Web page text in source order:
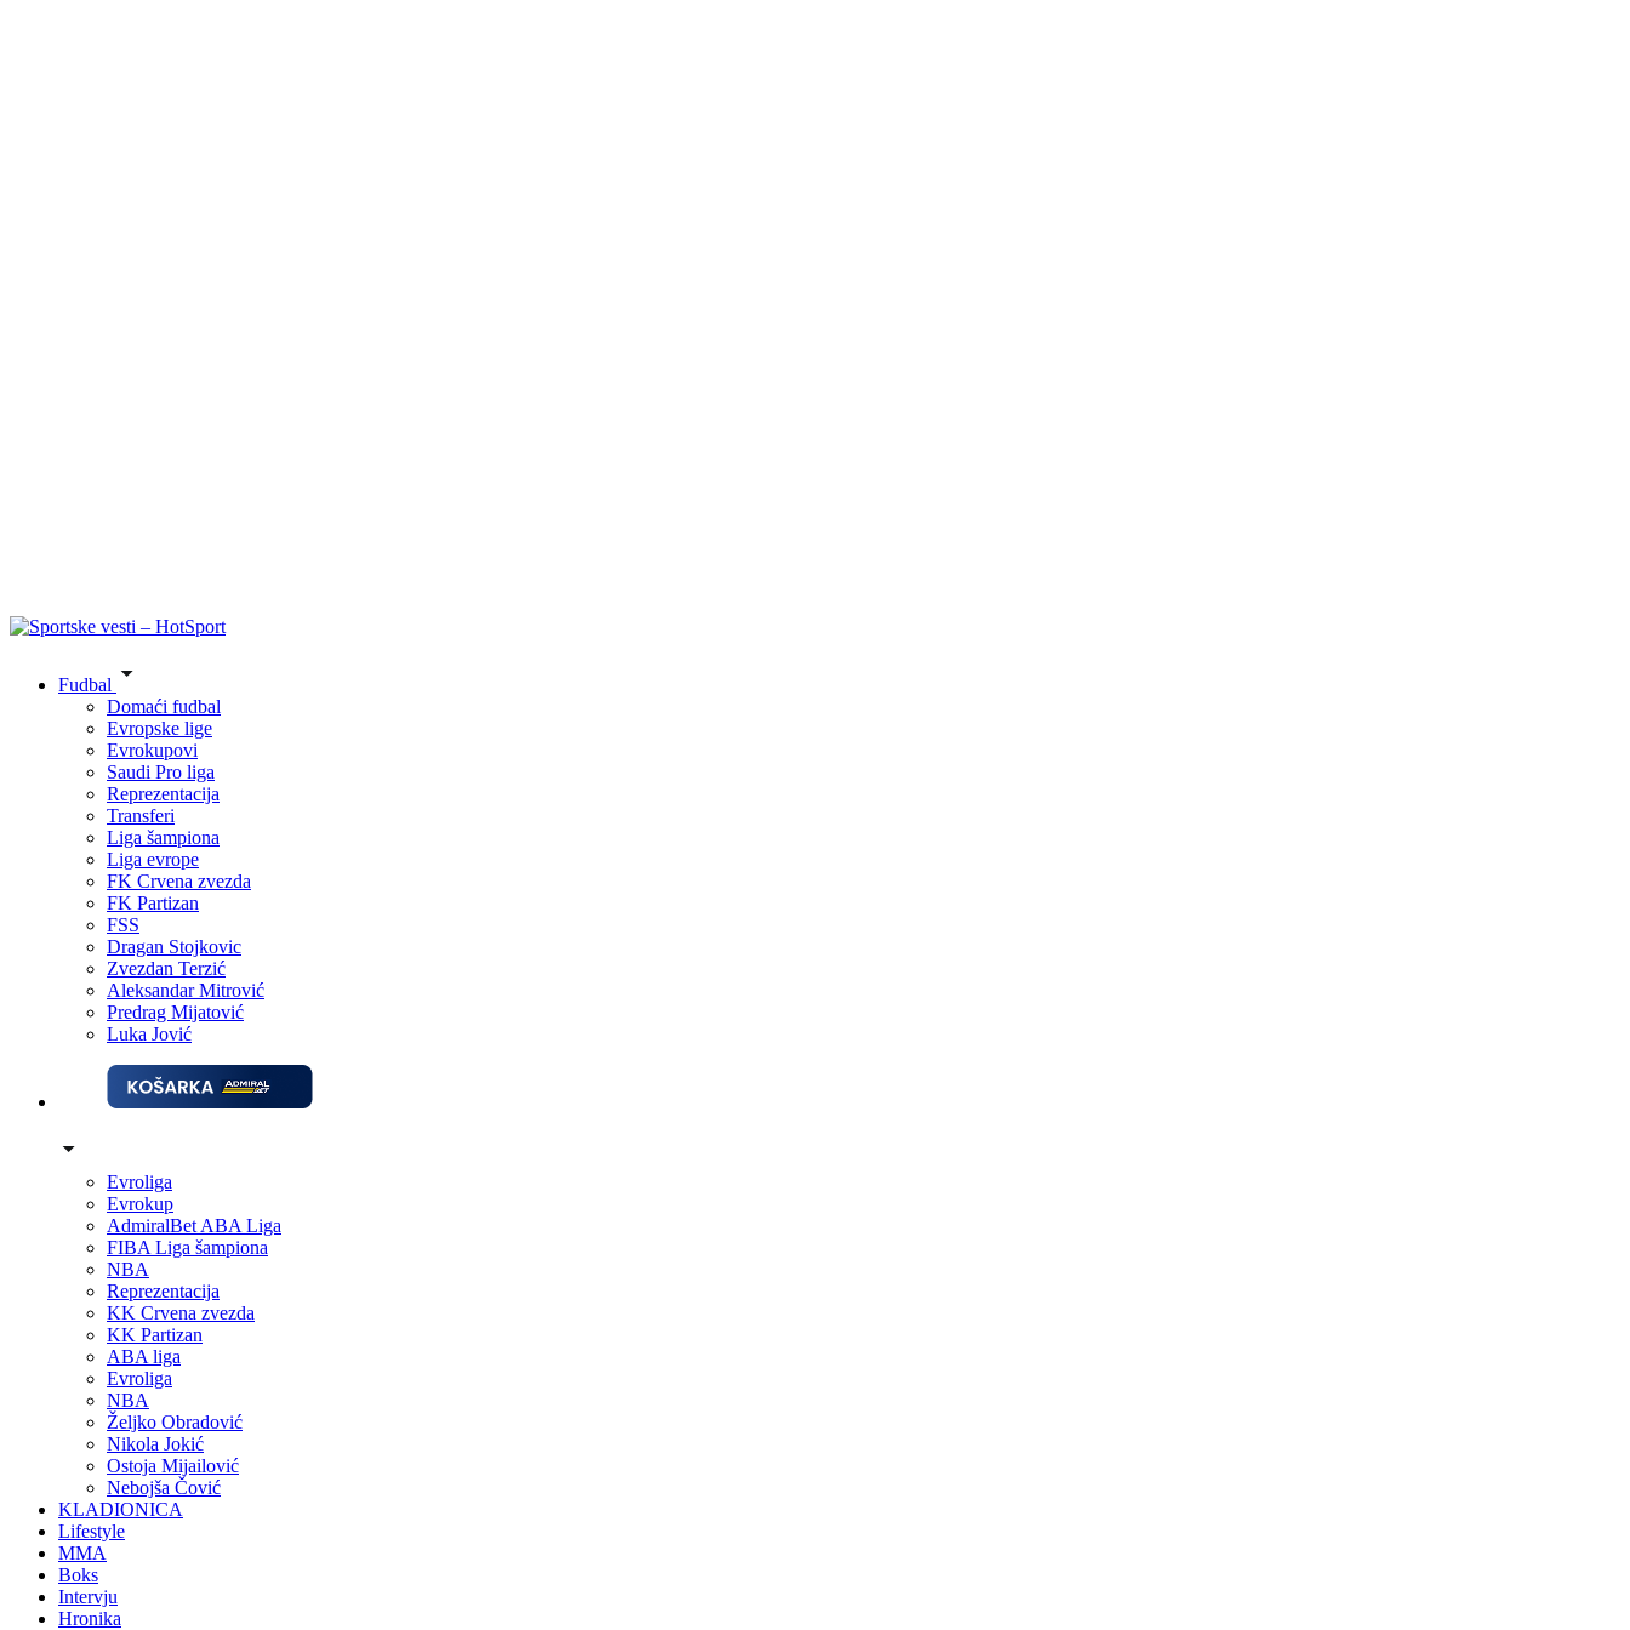
Fudbal
Domaći fudbal
Evropske lige
Evrokupovi
Saudi Pro liga
Reprezentacija
Transferi
Liga šampiona
Liga evrope
FK Crvena zvezda
FK Partizan
FSS
Dragan Stojkovic
Zvezdan Terzić
Aleksandar Mitrović
Predrag Mijatović
Luka Jović
Evroliga
Evrokup
AdmiralBet ABA Liga
FIBA Liga šampiona
NBA
Reprezentacija
KK Crvena zvezda
KK Partizan
ABA liga
Evroliga
NBA
Željko Obradović
Nikola Jokić
Ostoja Mijailović
Nebojša Čović
KLADIONICA
Lifestyle
MMA
Boks
Intervju
Hronika